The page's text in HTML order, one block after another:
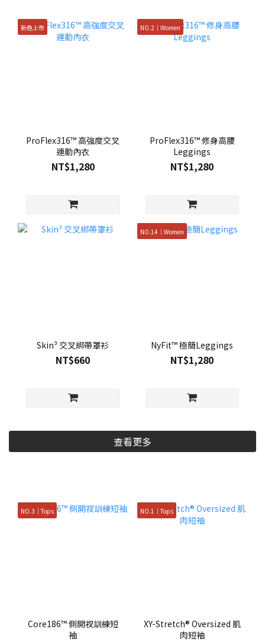
新色上市
ProFlex316™ 高強度交叉
運動內衣
NT$1,280
NO.2｜Women
ProFlex316™ 修身高腰
Leggings
NT$1,280
Skin³ 交叉綁帶罩衫
NT$660
NO.14｜Women
NyFit™ 極簡Leggings
NT$1,280
查看更多
NO.3｜Tops
Core186™ 側開衩訓練短
袖
NO.1｜Tops
XY-Stretch® Oversized 肌
肉短袖